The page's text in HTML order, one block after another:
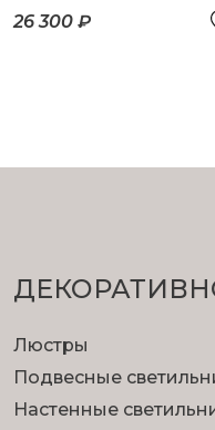
Luminari 90247/3
26 300 ₽
Люстры
Подвесные
Настенные